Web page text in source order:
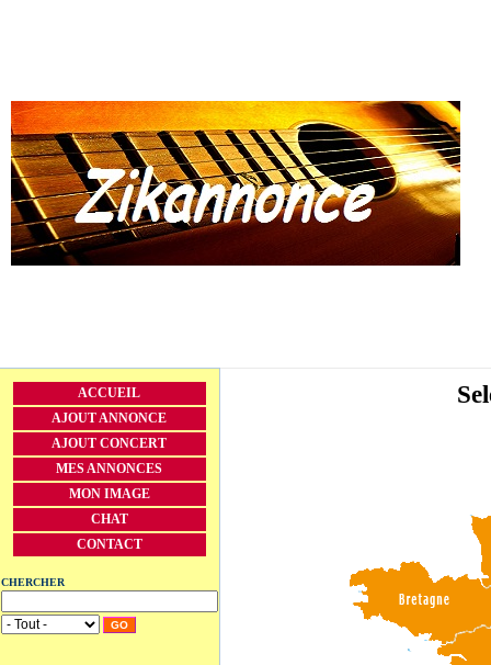
ACCUEIL
AJOUT ANNONCE
AJOUT CONCERT
MES ANNONCES
MON IMAGE
CHAT
CONTACT
CHERCHER
GO